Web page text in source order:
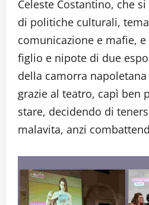
Celeste Costantino, che
di politiche culturali,
comunicazione e mafie,
figlio e nipote di due
della camorra napoletana
grazie al teatro, capì ben
stare, decidendo di
malavita, anzi